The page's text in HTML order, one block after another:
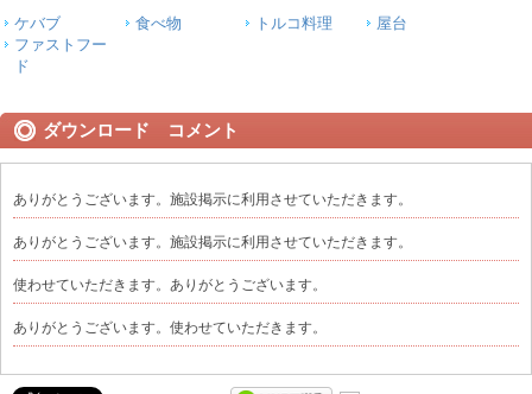
ケバブ 食べ物 トルコ料理
屋台
ファストフー
ド
ダウンロード コメント
ありがとうございます。施設掲示に利用させていただきます。
ありがとうございます。施設掲示に利用させていただきます。
使わせていただきます。ありがとうございます。
ありがとうございます。使わせていただきます。